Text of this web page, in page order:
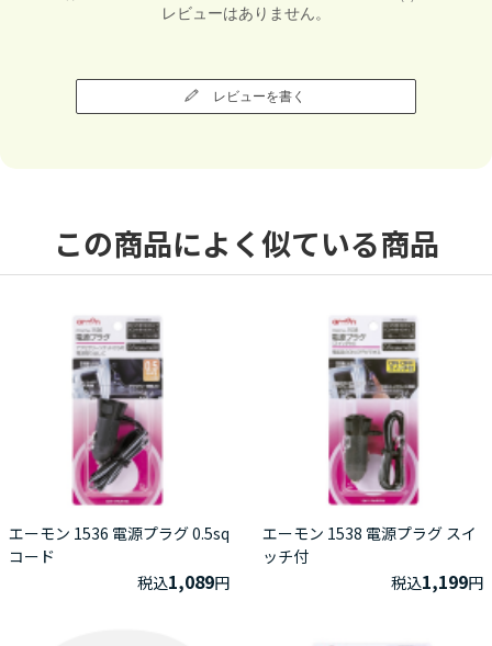
レビューはありません。
レビューを書く
この商品によく似ている商品
エーモン 1536 電源プラグ 0.5sq
コード
税込1,089円
エーモン 1538 電源プラグ スイ
ッチ付
税込1,199円